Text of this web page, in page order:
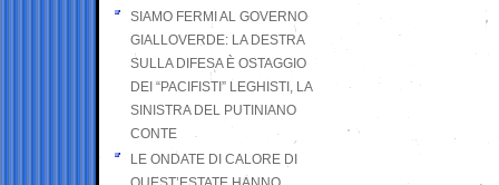
SIAMO FERMI AL GOVERNO
GIALLOVERDE: LA DESTRA
SULLA DIFESA È OSTAGGIO
DEI “PACIFISTI” LEGHISTI, LA
SINISTRA DEL PUTINIANO
CONTE
LE ONDATE DI CALORE DI